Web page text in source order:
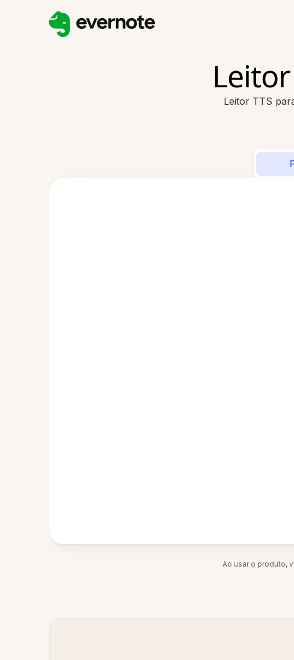
Leitor TTS
Ao usar o produto,